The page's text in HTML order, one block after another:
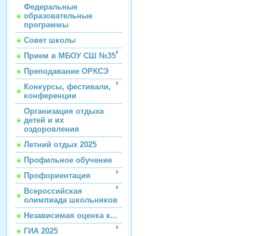
Федеральные
образовательные
программы
Совет школы
Прием в МБОУ СШ №35
Преподавание ОРКСЭ
Конкурсы, фестивали,
конференции
Организация отдыха
детей и их
оздоровления
Летний отдых 2025
Профильное обучение
Профориентация
Всероссийская
олимпиада школьников
Независимая оценка к...
ГИА 2025